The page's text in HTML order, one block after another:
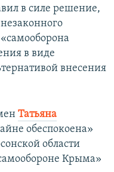
в силе решение,
в виде
внесения
Татьяна
обеспокоена»
области
Крыма»